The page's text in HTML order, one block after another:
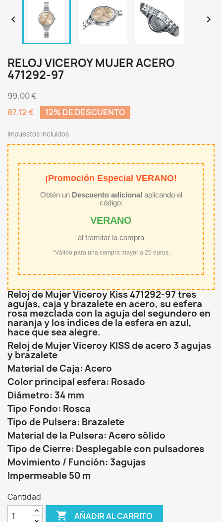
 
RELOJ VICEROY MUJER ACERO
471292-97
99,00 €
87,12 €
12% DE DESCUENTO
Impuestos incluidos
¡Promoción Especial VERANO!
Obtén un Descuento adicional aplicando el
código:
VERANO
al tramitar la compra
*Válido para una compra mayor a 25 euros.
Reloj de Mujer Viceroy Kiss 471292-97 tres
agujas, caja y brazalete en acero, su esfera
rosa mezclada con la aguja del segundero en
naranja y los indices de la esfera en azul,
hace que sea alegre.
Reloj de Mujer Viceroy KISS de acero 3 agujas
y brazalete
Material de Caja: Acero
Color principal esfera: Rosado
Diámetro: 34 mm
Tipo Fondo: Rosca
Tipo de Pulsera: Brazalete
Material de la Pulsera: Acero sólido
Tipo de Cierre: Desplegable con pulsadores
Movimiento / Función: 3agujas
Impermeable 50 m
Cantidad
 AÑADIR AL CARRITO